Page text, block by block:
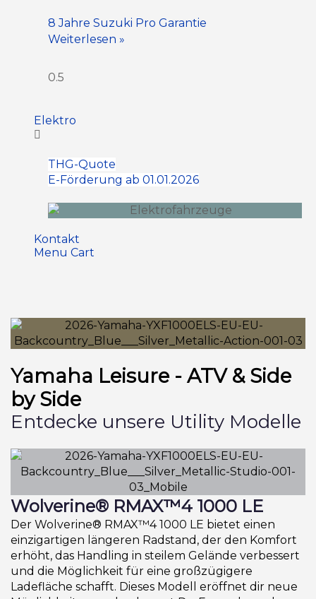
8 Jahre Suzuki Pro Garantie
Weiterlesen »
Elektro
THG-Quote
E-Förderung ab 01.01.2026
Kontakt
Menu Cart
Yamaha Leisure - ATV & Side
by Side
Entdecke unsere Utility Modelle
Wolverine® RMAX™4 1000 LE
Der Wolverine® RMAX™4 1000 LE bietet einen
einzigartigen längeren Radstand, der den Komfort
erhöht, das Handling in steilem Gelände verbessert
und die Möglichkeit für eine großzügigere
Ladefläche schafft. Dieses Modell eröffnet dir neue